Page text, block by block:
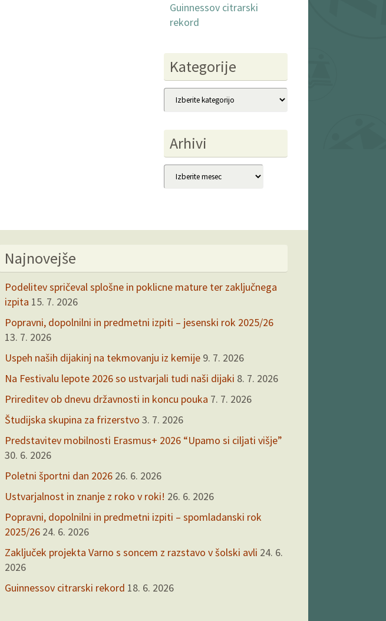
Guinnessov citrarski
rekord
Kategorije
Kategorije
Arhivi
Arhivi
Najnovejše
Podelitev spričeval splošne in poklicne mature ter zaključnega
izpita 15. 7. 2026
Popravni, dopolnilni in predmetni izpiti – jesenski rok 2025/26
13. 7. 2026
Uspeh naših dijakinj na tekmovanju iz kemije 9. 7. 2026
Na Festivalu lepote 2026 so ustvarjali tudi naši dijaki 8. 7. 2026
Prireditev ob dnevu državnosti in koncu pouka 7. 7. 2026
Študijska skupina za frizerstvo 3. 7. 2026
Predstavitev mobilnosti Erasmus+ 2026 “Upamo si ciljati višje”
30. 6. 2026
Poletni športni dan 2026 26. 6. 2026
Ustvarjalnost in znanje z roko v roki! 26. 6. 2026
Popravni, dopolnilni in predmetni izpiti – spomladanski rok
2025/26 24. 6. 2026
Zaključek projekta Varno s soncem z razstavo v šolski avli 24. 6.
2026
Guinnessov citrarski rekord 18. 6. 2026